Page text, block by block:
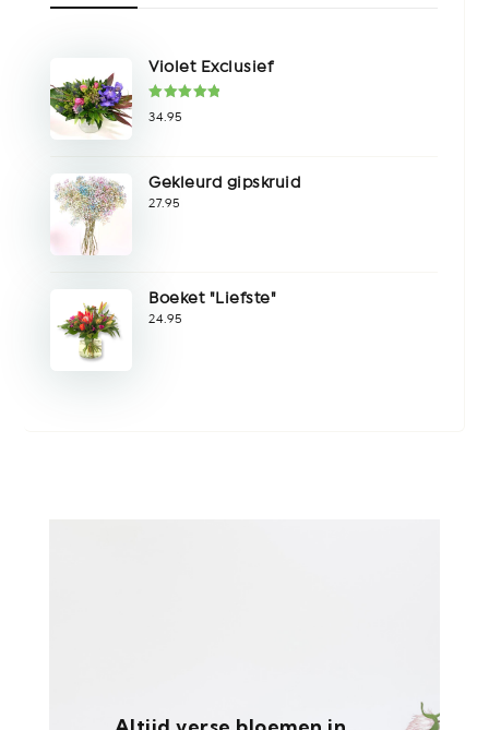
Violet Exclusief
Gewaardeer
d5.00
34.95
Gekleurd gipskruid
27.95
Boeket "Liefste"
24.95